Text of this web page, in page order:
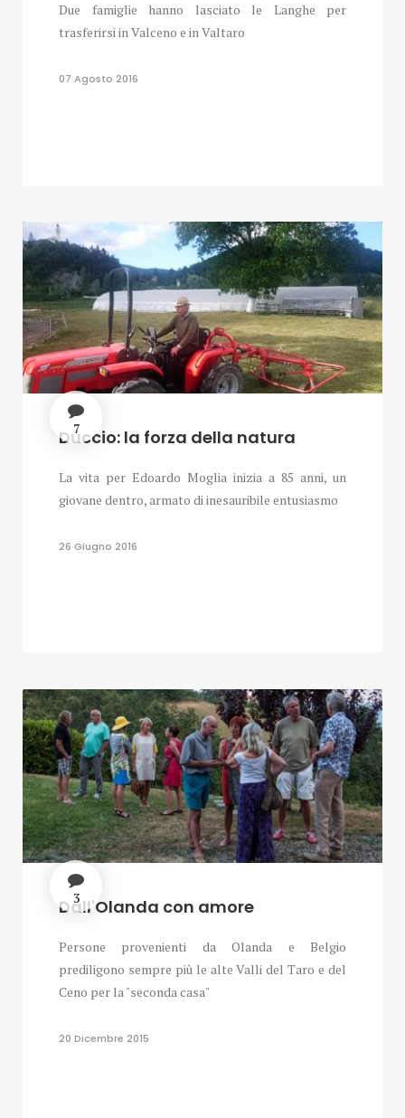
Due famiglie hanno lasciato le Langhe per
trasferirsi in Valceno e in Valtaro
07 Agosto 2016
7
Duccio: la forza della natura
La vita per Edoardo Moglia inizia a 85 anni, un
giovane dentro, armato di inesauribile entusiasmo
26 Giugno 2016
3
Dall'Olanda con amore
Persone provenienti da Olanda e Belgio
prediligono sempre più le alte Valli del Taro e del
Ceno per la "seconda casa"
20 Dicembre 2015